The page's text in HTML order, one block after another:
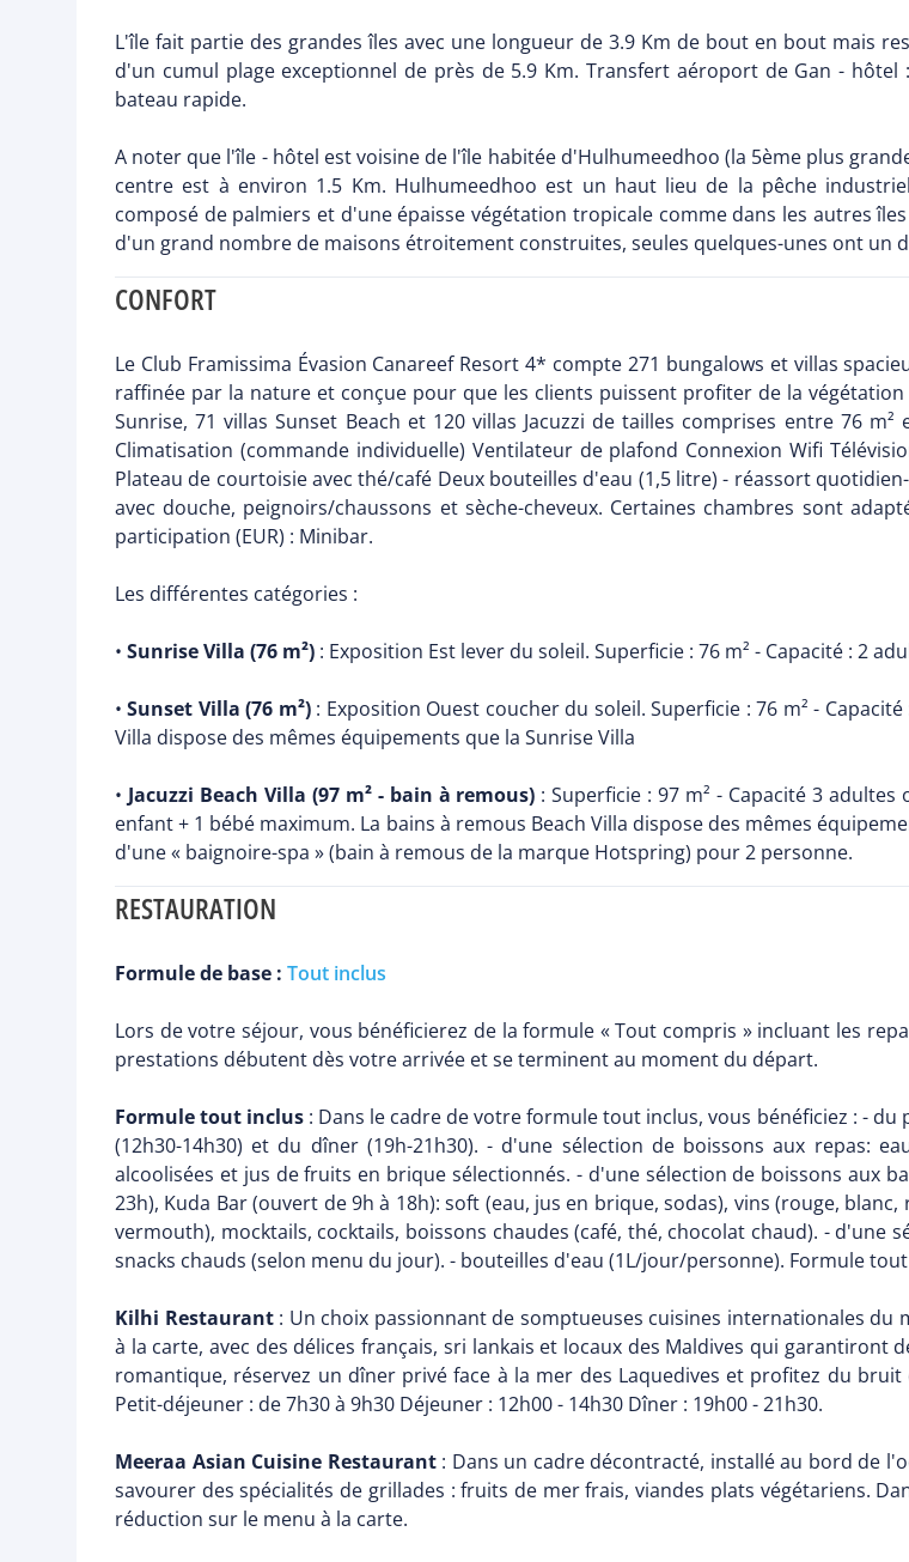
L'île fait partie des grandes îles avec une longueur de 3.9 Km de bout en bout mais
d'un cumul plage exceptionnel de près de 5.9 Km. Transfert aéroport de Gan -
bateau rapide.
A noter que l'île - hôtel est voisine de l'île habitée d'Hulhumeedhoo (la 5ème plus
centre est à environ 1.5 Km. Hulhumeedhoo est un haut lieu de la pêche
composé de palmiers et d'une épaisse végétation tropicale comme dans les autres
d'un grand nombre de maisons étroitement construites, seules quelques-unes ont un
CONFORT
Le Club Framissima Évasion Canareef Resort 4* compte 271 bungalows et villas
raffinée par la nature et conçue pour que les clients puissent profiter de la
Sunrise, 71 villas Sunset Beach et 120 villas Jacuzzi de tailles comprises entre 76
Climatisation (commande individuelle) Ventilateur de plafond Connexion Wifi
Plateau de courtoisie avec thé/café Deux bouteilles d'eau (1,5 litre) - réassort
avec douche, peignoirs/chaussons et sèche-cheveux. Certaines chambres sont
participation (EUR) : Minibar.
Les différentes catégories :
• Sunrise Villa (76 m²) : Exposition Est lever du soleil. Superficie : 76 m² - Capacité : 2
•Sunset Villa (76 m²): Exposition Ouest coucher du soleil. Superficie : 76 m² -
Villa dispose des mêmes équipements que la Sunrise Villa
• Jacuzzi Beach Villa (97 m² - bain à remous) : Superficie : 97 m² - Capacité 3
enfant + 1 bébé maximum. La bains à remous Beach Villa dispose des mêmes
d'une « baignoire-spa » (bain à remous de la marque Hotspring) pour 2 personne.
RESTAURATION
Formule de base : Tout inclus
Lors de votre séjour, vous bénéficierez de la formule « Tout compris » incluant les
prestations débutent dès votre arrivée et se terminent au moment du départ.
Formule tout inclus : Dans le cadre de votre formule tout inclus, vous bénéficiez : -
(12h30-14h30) et du dîner (19h-21h30). - d'une sélection de boissons aux repas:
alcoolisées et jus de fruits en brique sélectionnés. - d'une sélection de boissons aux
23h), Kuda Bar (ouvert de 9h à 18h): soft (eau, jus en brique, sodas), vins (rouge,
vermouth), mocktails, cocktails, boissons chaudes (café, thé, chocolat chaud). - d'une
snacks chauds (selon menu du jour). - bouteilles d'eau (1L/jour/personne). Formule
Kilhi Restaurant: Un choix passionnant de somptueuses cuisines internationales
à la carte, avec des délices français, sri lankais et locaux des Maldives qui garantiront
romantique, réservez un dîner privé face à la mer des Laquedives et profitez du
Petit-déjeuner : de 7h30 à 9h30 Déjeuner : 12h00 - 14h30 Dîner : 19h00 - 21h30.
Meeraa Asian Cuisine Restaurant: Dans un cadre décontracté, installé au bord de
savourer des spécialités de grillades : fruits de mer frais, viandes plats végétariens.
réduction sur le menu à la carte.